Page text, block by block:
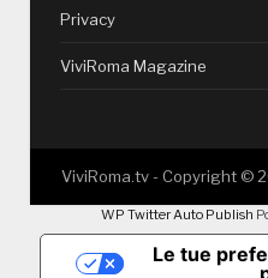
Privacy
ViviRoma Magazine
ViviRoma.tv - Copyright ©
WP Twitter Auto Publish
Le tue